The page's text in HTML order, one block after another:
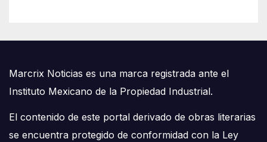
Marcrix Noticias es una marca registrada ante el
Instituto Mexicano de la Propiedad Industrial.
El contenido de este portal derivado de obras literarias
se encuentra protegido de conformidad con la Ley